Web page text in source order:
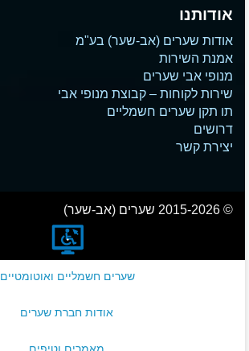
אודותנו
אודות שערים (אב-שער) בע"מ
אמנת השירות
מנופי אבי שערים
שירות לקוחות – קבוצת מנופי אבי
תו תקן שערים חשמליים
דרושים
יצירת קשר
© 2015-2026 שערים (אב-שער)
שערים חשמליים ואוטומטיים
אודות חברת שערים